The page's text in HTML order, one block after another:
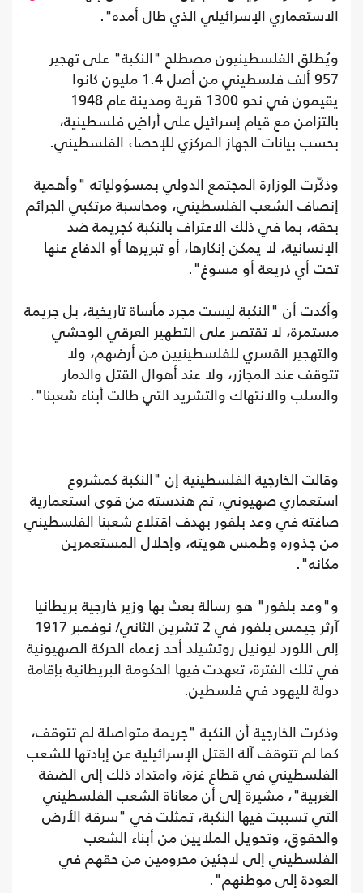
الاستعماري الإسرائيلي الذي طال أمده".
ويُطلق الفلسطينيون مصطلح "النكبة" على تهجير
957 ألف فلسطيني من أصل 1.4 مليون كانوا
يقيمون في نحو 1300 قرية ومدينة عام 1948
بالتزامن مع قيام إسرائيل على أراضٍ فلسطينية،
بحسب بيانات الجهاز المركزي للإحصاء الفلسطيني.
وذكّرت الوزارة المجتمع الدولي بمسؤولياته "وأهمية
إنصاف الشعب الفلسطيني، ومحاسبة مرتكبي الجرائم
بحقه، بما في ذلك الاعتراف بالنكبة كجريمة ضد
الإنسانية، لا يمكن إنكارها، أو تبريرها أو الدفاع عنها
تحت أي ذريعة أو مسوغ".
وأكدت أن "النكبة ليست مجرد مأساة تاريخية، بل جريمة
مستمرة، لا تقتصر على التطهير العرقي الوحشي
والتهجير القسري للفلسطينيين من أرضهم، ولا
تتوقف عند المجازر، ولا عند أهوال القتل والدمار
والسلب والانتهاك والتشريد التي طالت أبناء شعبنا".
وقالت الخارجية الفلسطينية إن "النكبة كمشروع
استعماري صهيوني، تم هندسته من قوى استعمارية
صاغته في وعد بلفور بهدف اقتلاع شعبنا الفلسطيني
من جذوره وطمس هويته، وإحلال المستعمرين
مكانه".
و"وعد بلفور" هو رسالة بعث بها وزير خارجية بريطانيا
آرثر جيمس بلفور في 2 تشرين الثاني/ نوفمبر 1917
إلى اللورد ليونيل روتشيلد أحد زعماء الحركة الصهيونية
في تلك الفترة، تعهدت فيها الحكومة البريطانية بإقامة
دولة لليهود في فلسطين.
وذكرت الخارجية أن النكبة "جريمة متواصلة لم تتوقف،
كما لم تتوقف آلة القتل الإسرائيلية عن إبادتها للشعب
الفلسطيني في قطاع غزة، وامتداد ذلك إلى الضفة
الغربية"، مشيرة إلى أن معاناة الشعب الفلسطيني
التي تسببت فيها النكبة، تمثلت في "سرقة الأرض
والحقوق، وتحويل الملايين من أبناء الشعب
الفلسطيني إلى لاجئين محرومين من حقهم في
العودة إلى موطنهم".